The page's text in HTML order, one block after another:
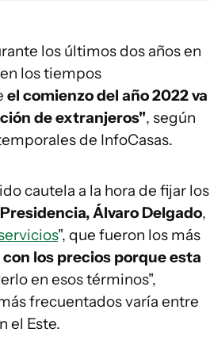
los últimos dos años en
los tiempos
el comienzo del año 2022 va
de extranjeros", según
de InfoCasas.
cautela a la hora de fijar los
Álvaro Delgado,
", que fueron los más
los precios porque esta
en esos términos",
frecuentados varía entre
el Este.